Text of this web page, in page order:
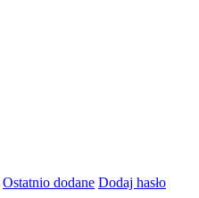
Ostatnio dodane Dodaj hasło